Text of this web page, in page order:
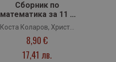
Сборник по
математика за 11 и
12 клас - 2025 г. (БГ
Учебник)
Коста Коларов, Христо
Лесов, Петко Петков и
др.
8,90 €
17,41 лв.